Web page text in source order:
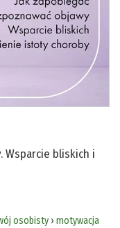
Wsparcie bliskich i
osobisty› motywacja